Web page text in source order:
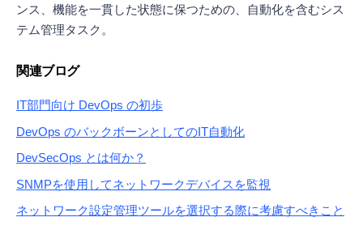
ンス、機能を一貫した状態に保つための、自動化を含むシス
テム管理タスク。
関連ブログ
IT部門向け DevOps の初歩
DevOps のバックボーンとしてのIT自動化
DevSecOps とは何か？
SNMPを使用してネットワークデバイスを監視
ネットワーク設定管理ツールを選択する際に考慮すべきこと